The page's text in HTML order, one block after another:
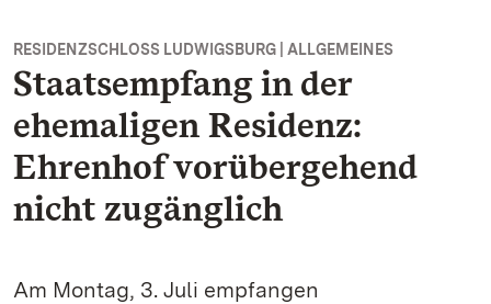
RESIDENZSCHLOSS LUDWIGSBURG | ALLGEMEINES
Staatsempfang in der
ehemaligen Residenz:
Ehrenhof vorübergehend
nicht zugänglich
Am Montag, 3. Juli empfangen